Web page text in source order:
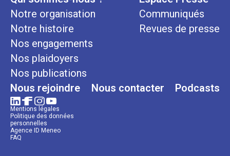
Notre organisation
Notre histoire
Nos engagements
Nos plaidoyers
Nos publications
Communiqués
Revues de presse
Nous rejoindre Nous contacter Podcasts
Mentions légales
Politique des données
personnelles
Agence ID Meneo
FAQ